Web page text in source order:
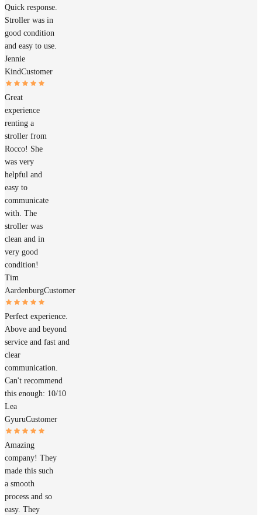
Quick response.
Stroller was in
good condition
and easy to use.
Jennie
KindCustomer
Great
experience
renting a
stroller from
Rocco! She
was very
helpful and
easy to
communicate
with. The
stroller was
clean and in
very good
condition!
Tim
AardenburgCustomer
Perfect experience.
Above and beyond
service and fast and
clear
communication.
Can't recommend
this enough: 10/10
Lea
GyuruCustomer
Amazing
company! They
made this such
a smooth
process and so
easy. They